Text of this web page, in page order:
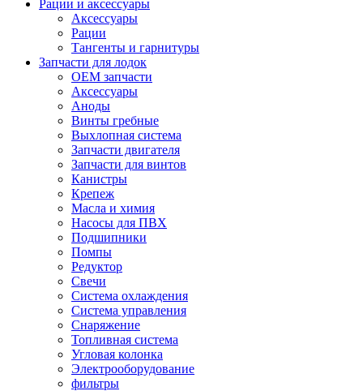
Рации и аксессуары
Аксессуары
Рации
Тангенты и гарнитуры
Запчасти для лодок
OEM запчасти
Аксессуары
Аноды
Винты гребные
Выхлопная система
Запчасти двигателя
Запчасти для винтов
Канистры
Крепеж
Масла и химия
Насосы для ПВХ
Подшипники
Помпы
Редуктор
Свечи
Система охлаждения
Система управления
Снаряжение
Топливная система
Угловая колонка
Электрооборудование
фильтры